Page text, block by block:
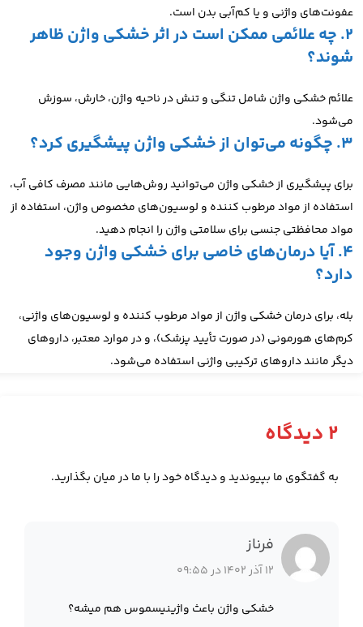
عفونت‌های واژنی و یا کم‌آبی بدن است.
2. چه علائمی ممکن است در اثر خشکی واژن ظاهر
شوند؟
علائم خشکی واژن شامل تنگی و تنش در ناحیه واژن، خارش، سوزش
می‌شود.
3. چگونه می‌توان از خشکی واژن پیشگیری کرد؟
برای پیشگیری از خشکی واژن می‌توانید روش‌هایی مانند مصرف کافی آب،
استفاده از مواد مرطوب کننده و لوسیون‌های مخصوص واژن، استفاده از
مواد محافظتی جنسی برای سلامتی واژن را انجام دهید.
4. آیا درمان‌های خاصی برای خشکی واژن وجود
دارد؟
بله، برای درمان خشکی واژن از مواد مرطوب کننده و لوسیون‌های واژنی،
کرم‌های هورمونی (در صورت تأیید پزشک)، و در موارد معتبر، داروهای
دیگر مانند داروهای ترکیبی واژنی استفاده می‌شود.
2 دیدگاه
به گفتگوی ما بپیوندید و دیدگاه خود را با ما در میان بگذارید.
فرناز
12 آذر 1402 در 09:55
خشکی واژن باعث واژینیسموس هم میشه؟